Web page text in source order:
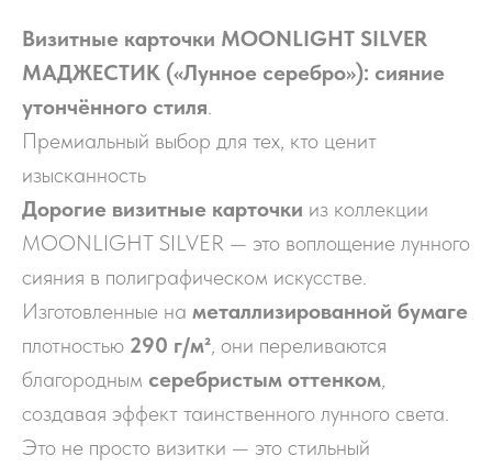
Визитные карточки MOONLIGHT SILVER
МАДЖЕСТИК («Лунное серебро»): сияние
утончённого стиля.
Премиальный выбор для тех, кто ценит
изысканность
Дорогие визитные карточки из коллекции
MOONLIGHT SILVER — это воплощение лунного
сияния в полиграфическом искусстве.
Изготовленные на металлизированной бумаге
плотностью 290 г/м², они переливаются
благородным серебристым оттенком,
создавая эффект таинственного лунного света.
Это не просто визитки — это стильный